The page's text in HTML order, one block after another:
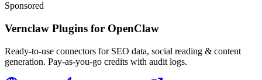
Sponsored
Vernclaw Plugins for OpenClaw
Ready-to-use connectors for SEO data, social reading & content
generation. Pay-as-you-go credits with audit logs.